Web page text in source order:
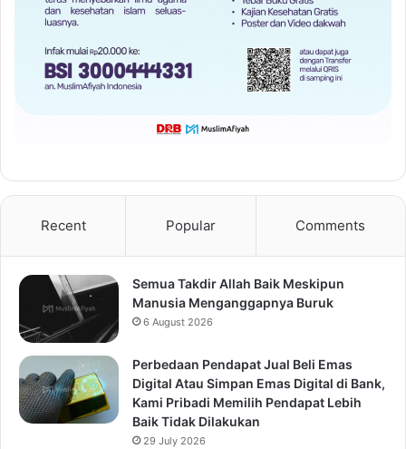
Recent Popular Comments
Semua Takdir Allah Baik Meskipun
Manusia Menganggapnya Buruk
6 August 2026
Perbedaan Pendapat Jual Beli Emas
Digital Atau Simpan Emas Digital di Bank,
Kami Pribadi Memilih Pendapat Lebih
Baik Tidak Dilakukan
29 July 2026